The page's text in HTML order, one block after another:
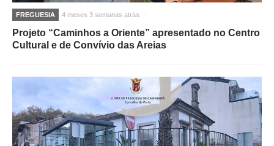
FREGUESIA 4 meses 3 semanas atrás
Projeto “Caminhos a Oriente” apresentado no Centro
Cultural e de Convívio das Areias